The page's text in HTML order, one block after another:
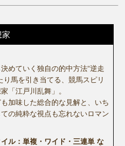
家
めていく独自の的中方法“逆走
り馬を引き当てる、競馬スピリ
「江戸川乱舞」。
加味した総合的な見解と、いち
の純粋な視点も忘れないロマン
ル：単複・ワイド・三連単 な